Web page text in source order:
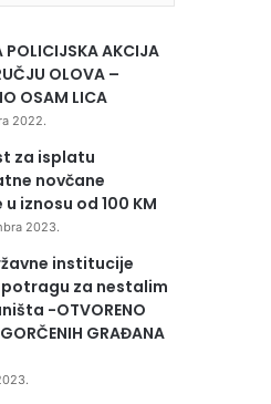
POLICIJSKA AKCIJA
OLOVA –
OSAM LICA
2022.
za isplatu
novčane
iznosu od 100 KM
2023.
institucije
za nestalim
-OTVORENO
GRAĐANA